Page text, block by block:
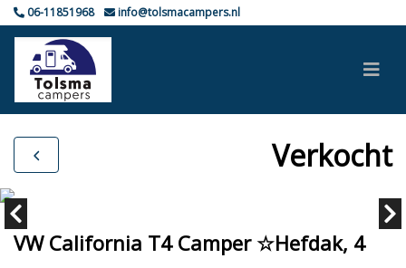
06-11851968 info@tolsmacampers.nl
Verkocht
VW California T4 Camper ☆Hefdak, 4